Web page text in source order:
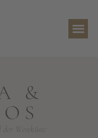
&
Westküste